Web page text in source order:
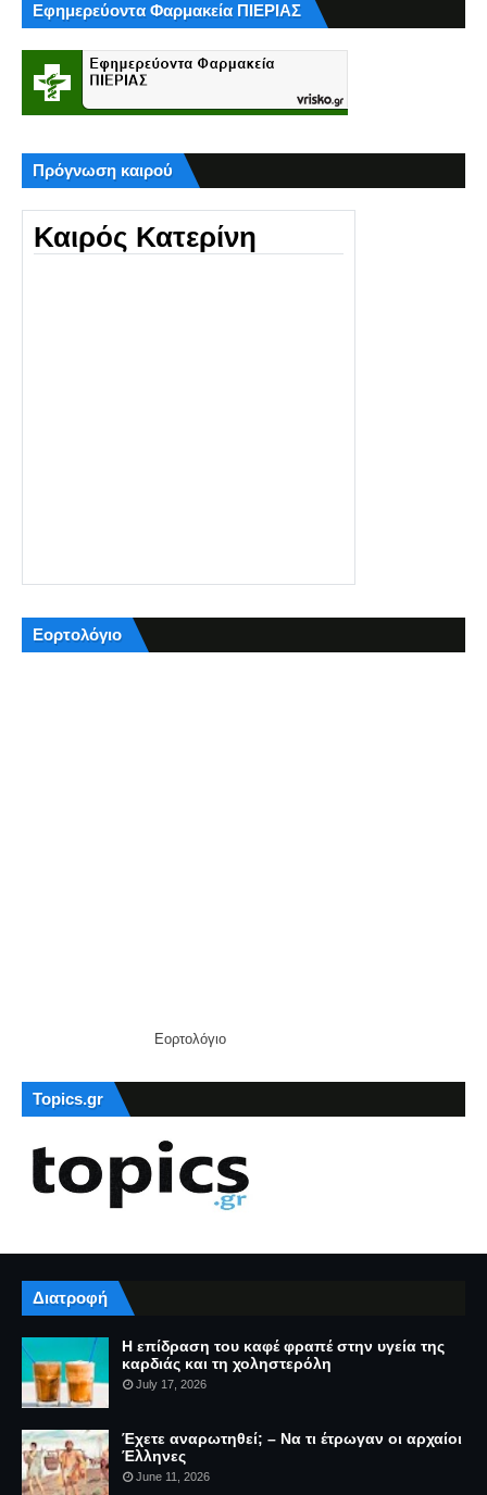
Εφημερεύοντα Φαρμακεία ΠΙΕΡΙΑΣ
Πρόγνωση καιρού
Καιρός Κατερίνη
Εορτολόγιο
Εορτολόγιο
Topics.gr
Διατροφή
Η επίδραση του καφέ φραπέ στην υγεία της
καρδιάς και τη χοληστερόλη
July 17, 2026
Έχετε αναρωτηθεί; – Να τι έτρωγαν οι αρχαίοι
Έλληνες
June 11, 2026